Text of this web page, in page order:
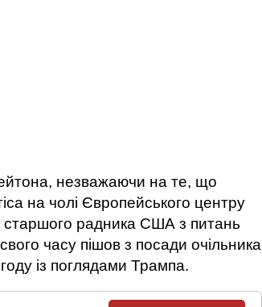
незважаючи на те, що
на чолі Європейського центру
старшого радника США з питань
часу пішов з посади очільника
із поглядами Трампа.